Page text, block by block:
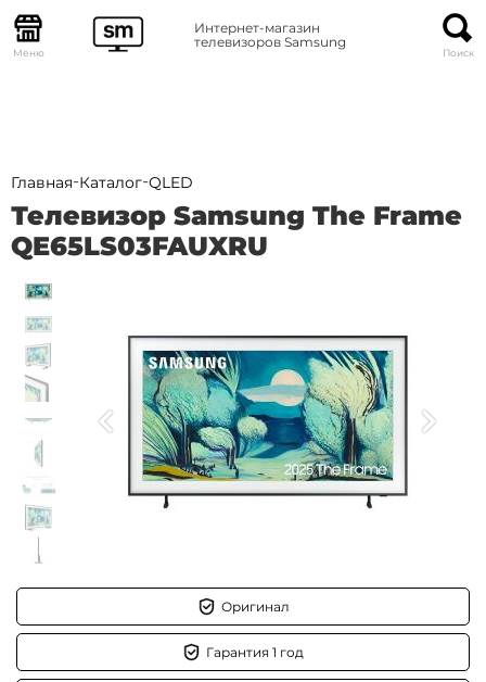
Меню
Интернет-магазин
телевизоров Samsung
Поиск
Главная-Каталог-QLED
Телевизор Samsung The Frame
QE65LS03FAUXRU
Оригинал
Гарантия 1 год